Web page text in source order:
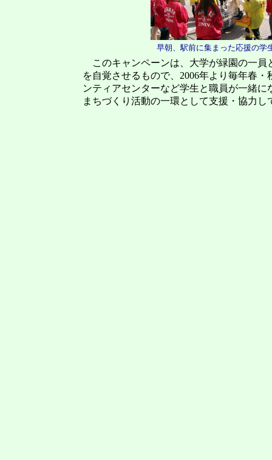
早朝、駅前に集まった応援の学
このキャンペーンは、大学が緑園の一員
を自覚させるもので、 2006年より毎年春・
ンテ ィアセンターなど学生と職員が一緒
まちづくり活動の一環として支援・協力し